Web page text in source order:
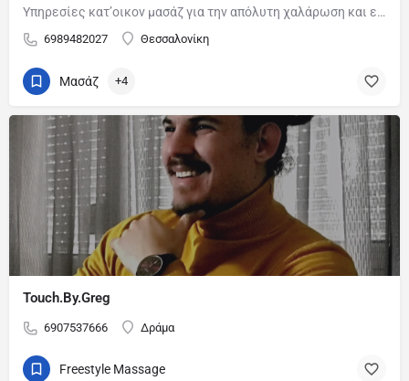
Υπηρεσίες κατ’οικον μασάζ για την απόλυτη χαλάρωση και ευεξία. Διαθέσιμος ο κατάλληλος εξοπλισμός για…
6989482027 Θεσσαλονίκη
Μασάζ +4
Touch.By.Greg
6907537666 Δράμα
Freestyle Massage